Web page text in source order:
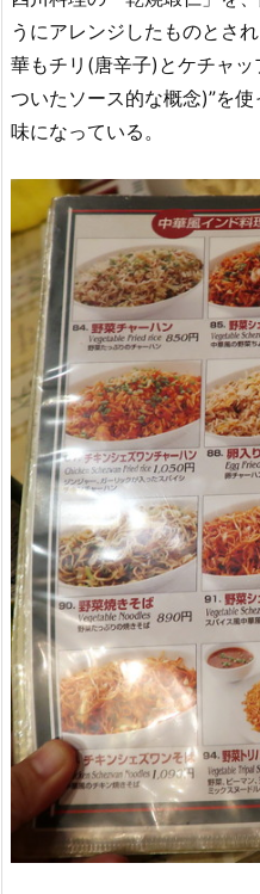
うにアレンジしたものとさ
華もチリ(唐辛子)とケチャ
ついたソース的な概念)”を
味になっている。